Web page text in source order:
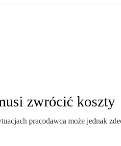
zwrócić koszty
pracodawca może jednak